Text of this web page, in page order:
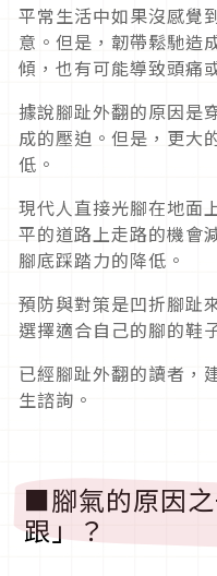
平常生活中如果沒感覺
意。但是，韌帶鬆馳造
傾，也有可能導致頭痛
據說腳趾外翻的原因是
成的壓迫。但是，更大
低。
現代人直接光腳在地面
平的道路上走路的機會
腳底踩踏力的降低。
預防與對策是凹折腳趾
選擇適合自己的腳的鞋
已經腳趾外翻的讀者，
生諮詢。
■腳氣的原因
跟」？